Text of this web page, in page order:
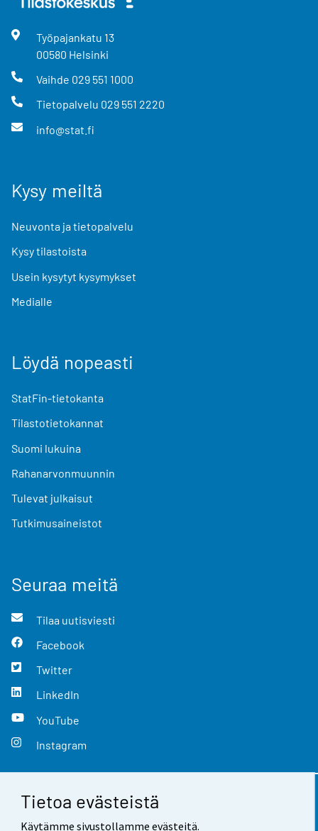
Tietoa evästeistä
Käytämme sivustollamme evästeitä.
Työpajankatu 13
00580 Helsinki
Vaihde 029 551 1000
Tietopalvelu 029 551 2220
info@stat.fi
Kysy meiltä
Neuvonta ja tietopalvelu
Kysy tilastoista
Usein kysytyt kysymykset
Medialle
Löydä nopeasti
StatFin-tietokanta
Tilastotietokannat
Suomi lukuina
Rahanarvonmuunnin
Tulevat julkaisut
Tutkimusaineistot
Seuraa meitä
Tilaa uutisviesti
Facebook
Twitter
LinkedIn
YouTube
Instagram
Yhteystiedot